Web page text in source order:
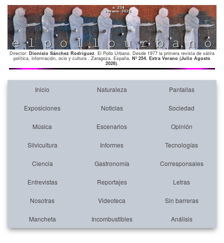
Director: Dionisio Sánchez Rodríguez. El Pollo Urbano. Desde 1977 la primera revista de sátira
política, información, ocio y cultura . Zaragoza. España. Nº 254. Extra Verano (Julio Agosto
2026).
Inicio Naturaleza Pantallas
Exposiciones Noticias Sociedad
Música Escenarios Opinión
Silvicultura Informes Tecnologías
Ciencia Gastronomía Corresponsales
Entrevistas Reportajes Letras
Nosotras Videoteca Sin barreras
Mancheta Incombustibles Análisis